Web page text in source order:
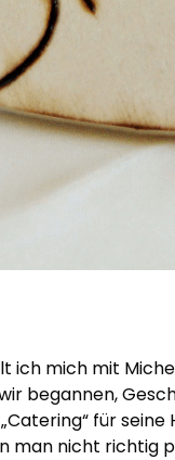
ich mich mit
begannen,
für
man nicht richtig